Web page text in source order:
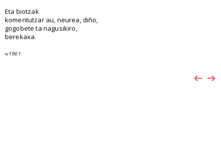
Eta biotzak
komentutzar au, neurea, diño,
gogobete ta nagusikiro,
berekaxa.
w1961